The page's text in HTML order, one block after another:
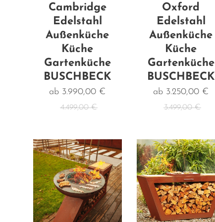
Cambridge
Edelstahl
Außenküche
Küche
Gartenküche
BUSCHBECK
ab 3.990,00 €
4.499,00€
Oxford
Edelstahl
Außenküche
Küche
Gartenküche
BUSCHBECK
ab 3.250,00 €
3.499,00€